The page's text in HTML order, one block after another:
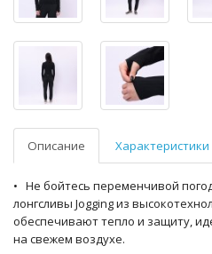
Описание Характеристики
• Не бойтесь переменчивой
лонгсливы Jogging из
обеспечивают тепло и защиту,
на свежем воздухе.